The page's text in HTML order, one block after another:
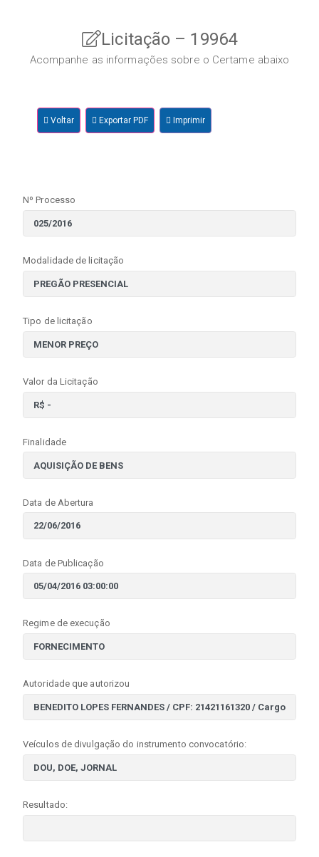
Licitação – 19964
Acompanhe as informações sobre o Certame abaixo
Voltar Exportar PDF Imprimir
Nº Processo
Modalidade de licitação
Tipo de licitação
Valor da Licitação
Finalidade
Data de Abertura
Data de Publicação
Regime de execução
Autoridade que autorizou
Veículos de divulgação do instrumento convocatório:
Resultado: